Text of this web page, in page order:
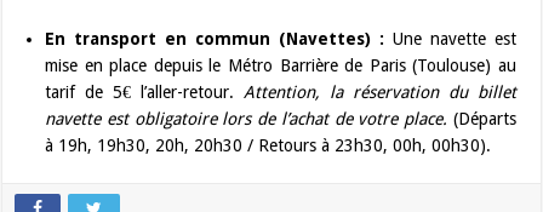
En transport en commun (Navettes) : Une navette est
mise en place depuis le Métro Barrière de Paris (Toulouse) au
tarif de 5€ l’aller-retour. Attention, la réservation du billet
navette est obligatoire lors de l’achat de votre place. (Départs
à 19h, 19h30, 20h, 20h30 / Retours à 23h30, 00h, 00h30).